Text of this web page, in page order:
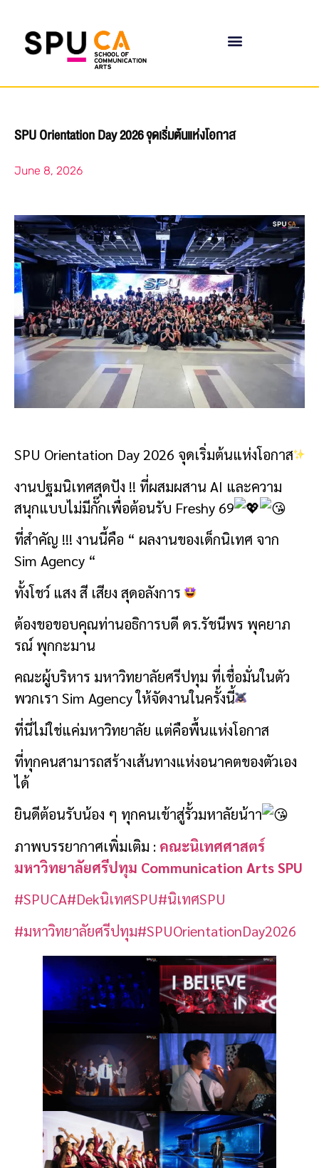
SPU Orientation Day 2026 จุดเริ่มต้นแห่งโอกาส
June 8, 2026
SPU Orientation Day 2026 จุดเริ่มต้นแห่งโอกาส
งานปฐมนิเทศสุดปัง !! ที่ผสมผสาน AI และความ
สนุกแบบไม่มีกั๊กเพื่อต้อนรับ Freshy 69
ที่สำคัญ !!! งานนี้คือ “ ผลงานของเด็กนิเทศ จาก
Sim Agency “
ทั้งโชว์ แสง สี เสียง สุดอลังการ
ต้องขอขอบคุณท่านอธิการบดี ดร.รัชนีพร พุคยาภ
รณ์ พุกกะมาน
คณะผู้บริหาร มหาวิทยาลัยศรีปทุม ที่เชื่อมั่นในตัว
พวกเรา Sim Agency ให้จัดงานในครั้งนี้
ที่นี่ไม่ใช่แค่มหาวิทยาลัย แต่คือพื้นแห่งโอกาส
ที่ทุกคนสามารถสร้างเส้นทางแห่งอนาคตของตัวเอง
ได้
ยินดีต้อนรับน้อง ๆ ทุกคนเข้าสู่รั้วมหาลัยน้าา
ภาพบรรยากาศเพิ่มเติม : คณะนิเทศศาสตร์
มหาวิทยาลัยศรีปทุม Communication Arts SPU
#SPUCA#DekนิเทศSPU#นิเทศSPU
#มหาวิทยาลัยศรีปทุม#SPUOrientationDay2026